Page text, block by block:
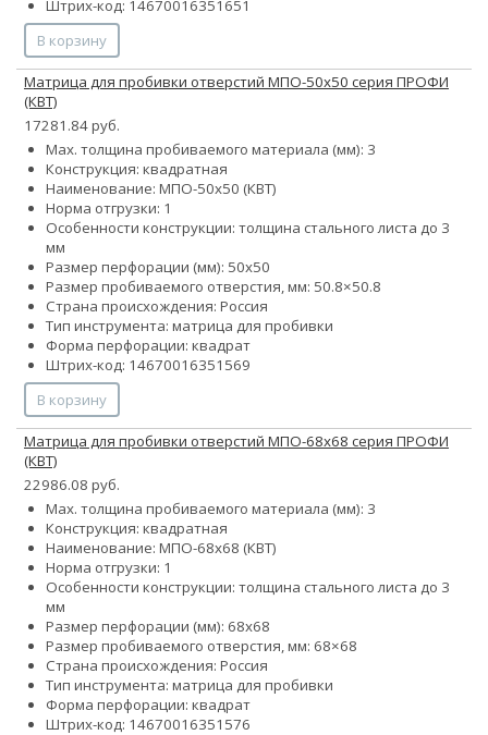
Штрих-код: 14670016351651
В корзину
Матрица для пробивки отверстий МПО-50х50 серия ПРОФИ
(КВТ)
17281.84 руб.
Max. толщина пробиваемого материала (мм): 3
Конструкция: квадратная
Наименование: МПО-50х50 (КВТ)
Норма отгрузки: 1
Особенности конструкции: толщина стального листа до 3
мм
Размер перфорации (мм): 50х50
Размер пробиваемого отверстия, мм: 50.8×50.8
Страна происхождения: Россия
Тип инструмента: матрица для пробивки
Форма перфорации: квадрат
Штрих-код: 14670016351569
В корзину
Матрица для пробивки отверстий МПО-68х68 серия ПРОФИ
(КВТ)
22986.08 руб.
Max. толщина пробиваемого материала (мм): 3
Конструкция: квадратная
Наименование: МПО-68х68 (КВТ)
Норма отгрузки: 1
Особенности конструкции: толщина стального листа до 3
мм
Размер перфорации (мм): 68х68
Размер пробиваемого отверстия, мм: 68×68
Страна происхождения: Россия
Тип инструмента: матрица для пробивки
Форма перфорации: квадрат
Штрих-код: 14670016351576